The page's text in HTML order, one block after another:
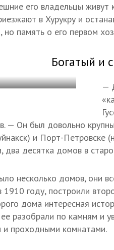
его владельцы живут
в Хурукру и
память о его первом
Богатый и
—
— Он был довольно
и Порт-Петровске
десятка домов в
несколько домов, они
1910 году, построили
дома интересная
разобрали по камням и
проходными комнатами.